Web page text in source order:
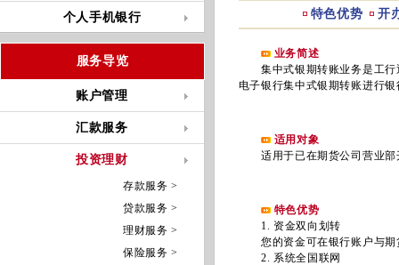
个人手机银行
服务导览
账户管理
汇款服务
投资理财
存款服务 >
贷款服务 >
理财服务 >
保险服务 >
特色优势 开
业务简述
集中式银期转账业务是工行
电子银行集中式银期转账进行
适用对象
适用于已在期货公司营业部
特色优势
1. 资金双向划转
您的资金可在银行账户与期
2. 系统全国联网